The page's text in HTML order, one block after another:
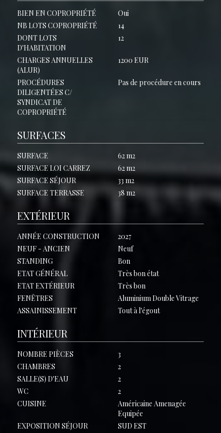
BIEN EN COPROPRIÉTÉ
Oui
NB LOTS COPROPRIÉTÉ
14
DONT LOTS
D'HABITATION
12
CHARGES ANNUELLES
(ALUR)
1200 EUR
PROCÉDURES
DILIGENTÉES C/
SYNDICAT DE
COPROPRIÉTÉ
Pas de procédure en cours
SURFACES
SURFACE
62 m2
SURFACE LOI CARREZ
62 m2
SURFACE SÉJOUR
33 m2
SURFACE TERRASSE
38 m2
EXTÉRIEUR
ANNÉE CONSTRUCTION
2027
NEUF - ANCIEN
Neuf
STANDING
Bon
ETAT GÉNÉRAL
Très bon état
ETAT EXTÉRIEUR
Très bon
FENÊTRES
Aluminium Double Vitrage
ASSAINISSEMENT
Tout à l'égout
INTÉRIEUR
NOMBRE PIÈCES
3
CHAMBRES
2
SALLE(S) D'EAU
2
WC
2
CUISINE
Américaine Amenagée
Equipée
EXPOSITION SÉJOUR
SUD EST